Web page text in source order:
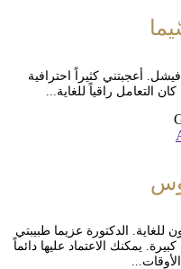
أعجبتني كثيراً احترافية
التعامل راقياً للغاية...
للغاية. الدكتورة عزيما طبيبتي
يمكنك الاعتماد عليها دائماً